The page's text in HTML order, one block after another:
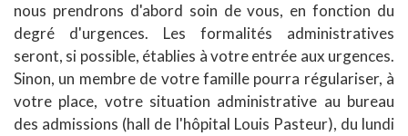
nous prendrons d'abord soin de vous, en fonction du
degré d'urgences. Les formalités administratives
seront, si possible, établies à votre entrée aux urgences.
Sinon, un membre de votre famille pourra régulariser, à
votre place, votre situation administrative au bureau
des admissions (hall de l'hôpital Louis Pasteur), du lundi